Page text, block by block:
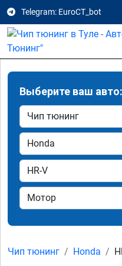
Telegram: EuroCT_bot
Выберите ваш авто:
Чип тюнинг Honda